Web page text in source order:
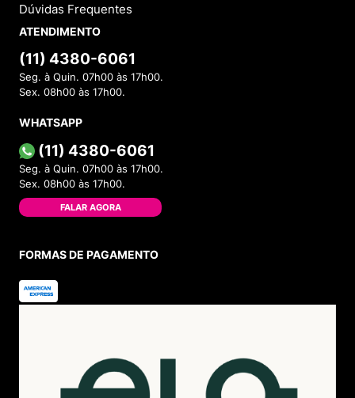
Dúvidas Frequentes
ATENDIMENTO
(11) 4380-6061
Seg. à Quin. 07h00 às 17h00.
Sex. 08h00 às 17h00.
WHATSAPP
(11) 4380-6061
Seg. à Quin. 07h00 às 17h00.
Sex. 08h00 às 17h00.
FALAR AGORA
FORMAS DE PAGAMENTO